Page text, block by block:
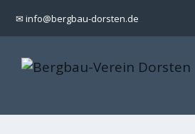
✉ info@bergbau-dorsten.de